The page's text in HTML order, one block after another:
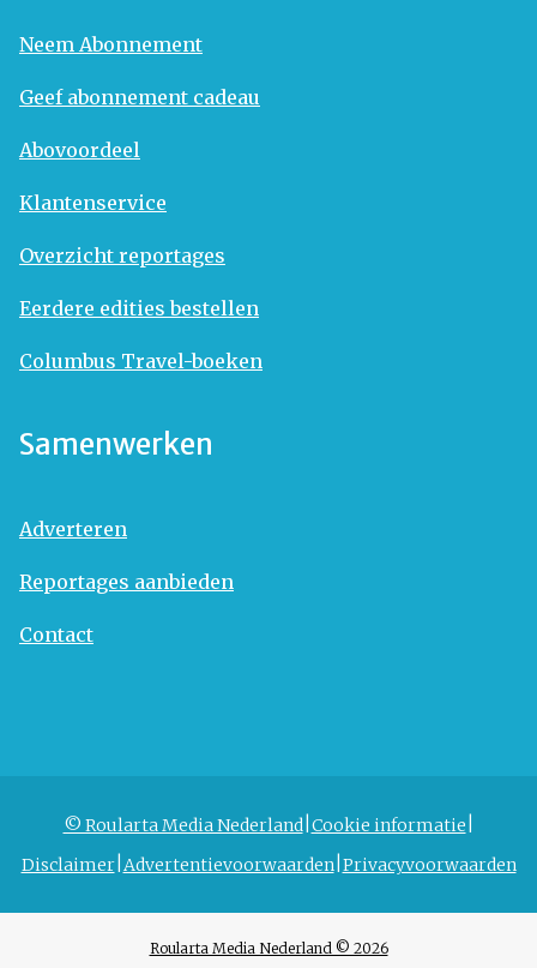
Neem Abonnement
Geef abonnement cadeau
Abovoordeel
Klantenservice
Overzicht reportages
Eerdere edities bestellen
Columbus Travel-boeken
Samenwerken
Adverteren
Reportages aanbieden
Contact
© Roularta Media Nederland Cookie informatie
Disclaimer Advertentievoorwaarden Privacyvoorwaarden
Roularta Media Nederland © 2026